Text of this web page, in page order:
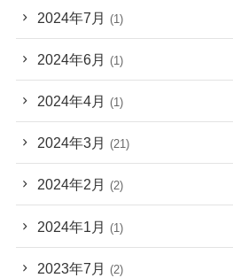
2024年7月 (1)
2024年6月 (1)
2024年4月 (1)
2024年3月 (21)
2024年2月 (2)
2024年1月 (1)
2023年7月 (2)